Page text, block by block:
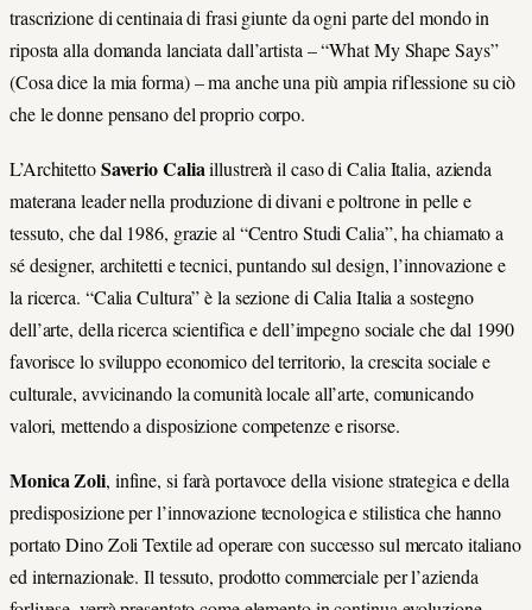
trascrizione di centinaia di frasi giunte da ogni parte del mondo in
riposta alla domanda lanciata dall’artista – “What My Shape Says”
(Cosa dice la mia forma) – ma anche una più ampia riflessione su ciò
che le donne pensano del proprio corpo.
L’ArchitettoSaverio Caliaillustrerà il caso di Calia Italia, azienda
materana leader nella produzione di divani e poltrone in pelle e
tessuto, che dal 1986, grazie al “Centro Studi Calia”, ha chiamato a
sé designer, architetti e tecnici, puntando sul design, l’innovazione e
la ricerca. “Calia Cultura” è la sezione di Calia Italia a sostegno
dell’arte, della ricerca scientifica e dell’impegno sociale che dal 1990
favorisce lo sviluppo economico del territorio, la crescita sociale e
culturale, avvicinando la comunità locale all’arte, comunicando
valori, mettendo a disposizione competenze e risorse.
Monica Zoli, infine, si farà portavoce della visione strategica e della
predisposizione per l’innovazione tecnologica e stilistica che hanno
portato Dino Zoli Textile ad operare con successo sul mercato italiano
ed internazionale. Il tessuto, prodotto commerciale per l’azienda